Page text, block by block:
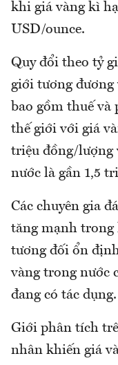
khi giá vàng kì
USD/ounce.
Quy đổi theo tỷ
giới tương
bao gồm thuế và
thế giới với giá
triệu đồng/lượng
nước là gần 1,5
Các chuyên gia
tăng mạnh trong
tương đối ổn
vàng trong nước
đang có tác dụng.
Giới phân tích
nhân khiến giá